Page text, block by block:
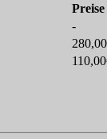
Preise
-